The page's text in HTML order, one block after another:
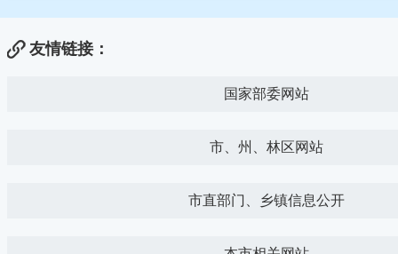
友情链接：
国家部委网站
市、州、林区网站
市直部门、乡镇信息公开